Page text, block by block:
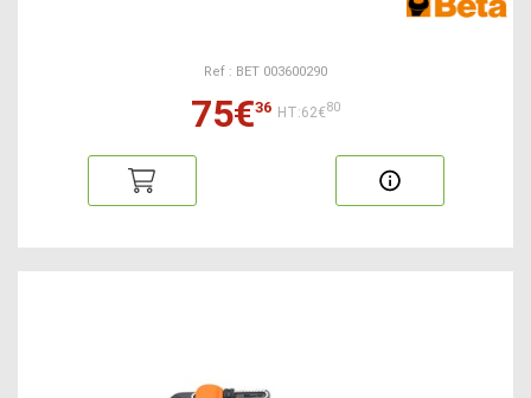
Ref : BET 003600290
75€36 HT:62€80